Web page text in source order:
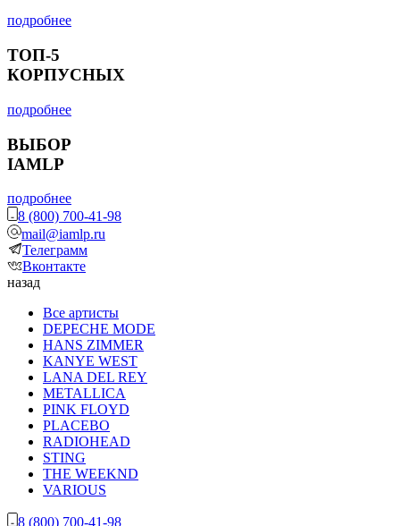
подробнее
ТОП-5
КОРПУСНЫХ
подробнее
ВЫБОР
IAMLP
подробнее
8 (800) 700-41-98
mail@iamlp.ru
Телеграмм
Вконтакте
назад
Все артисты
DEPECHE MODE
HANS ZIMMER
KANYE WEST
LANA DEL REY
METALLICA
PINK FLOYD
PLACEBO
RADIOHEAD
STING
THE WEEKND
VARIOUS
8 (800) 700-41-98